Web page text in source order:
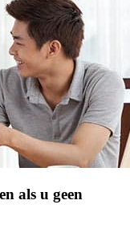
als u geen